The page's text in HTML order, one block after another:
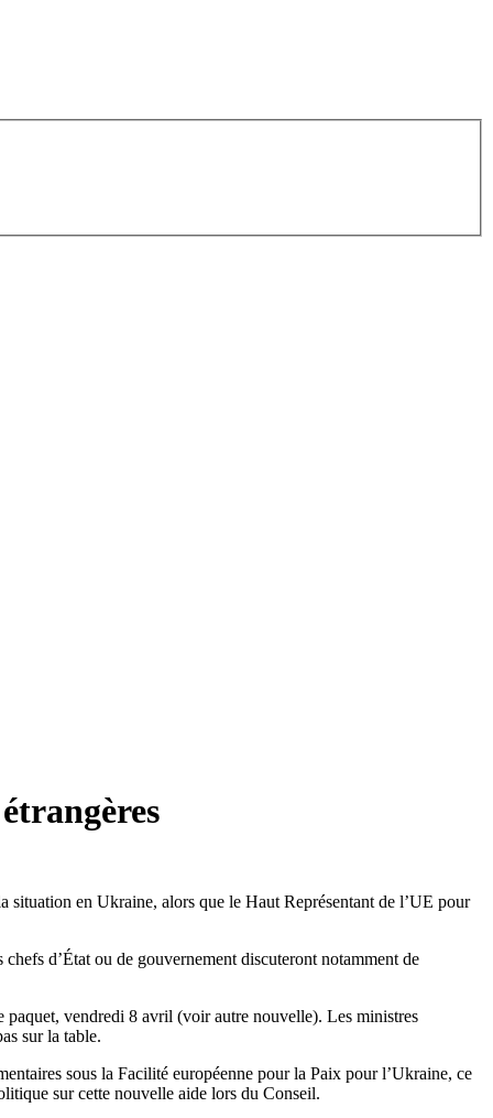
en Ukraine, alors que le Haut Représentant de l’UE pour
d’État ou de gouvernement discuteront notamment de
paquet, vendredi 8 avril (voir autre nouvelle). Les ministres
sur la table.
sous la Facilité européenne pour la Paix pour l’Ukraine, ce
sur cette nouvelle aide lors du Conseil.